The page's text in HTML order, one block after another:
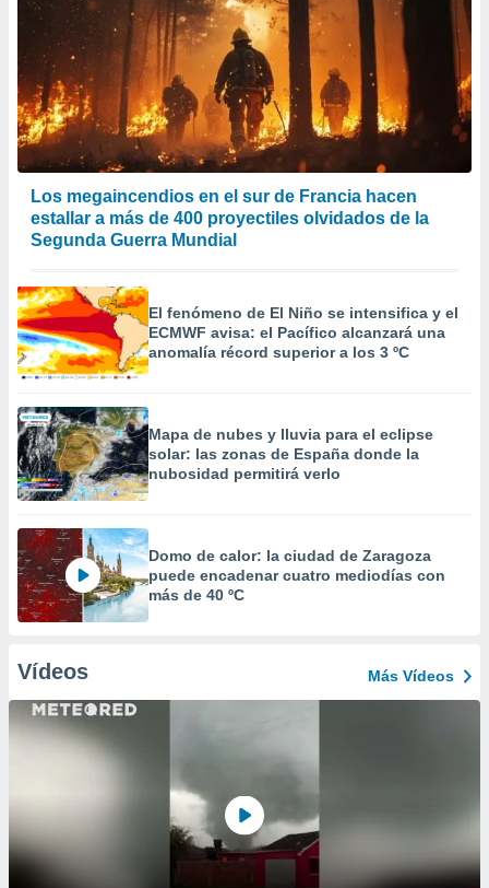
Los megaincendios en el sur de Francia hacen
estallar a más de 400 proyectiles olvidados de la
Segunda Guerra Mundial
El fenómeno de El Niño se intensifica y el
ECMWF avisa: el Pacífico alcanzará una
anomalía récord superior a los 3 ºC
Mapa de nubes y lluvia para el eclipse
solar: las zonas de España donde la
nubosidad permitirá verlo
Domo de calor: la ciudad de Zaragoza
puede encadenar cuatro mediodías con
más de 40 ºC
Vídeos Más Vídeos